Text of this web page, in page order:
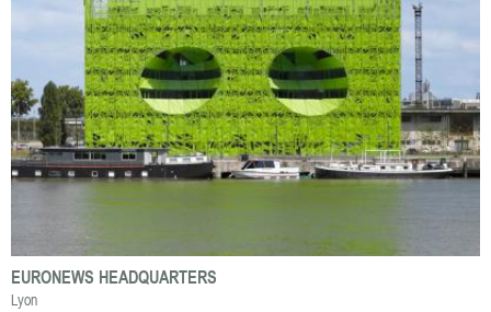
EURONEWS HEADQUARTERS
Lyon